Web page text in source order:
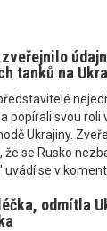
zveřejnilo
tanků na
popírali svou roli
Ukrajiny.
že se Rusko
uvádí se v
odmítla